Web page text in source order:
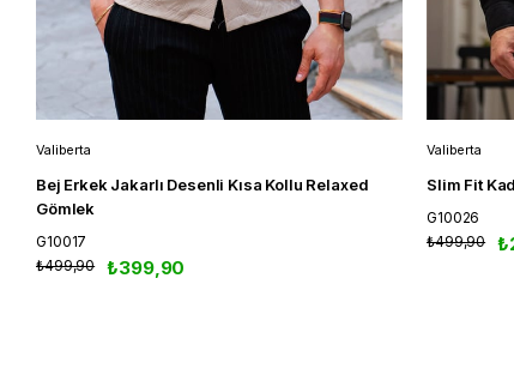
Valiberta
Bej Erkek Jakarlı Desenli Kısa Kollu Relaxed
Gömlek
G10017
₺399,90
₺499,90
Valiberta
Slim Fit
G10026
₺499,90